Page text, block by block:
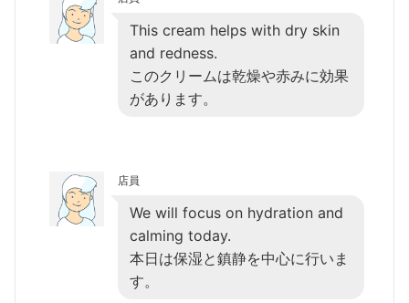
This cream helps with dry skin
and redness.
このクリームは乾燥や赤みに効果
があります。
店員
We will focus on hydration and
calming today.
本日は保湿と鎮静を中心に行いま
す。